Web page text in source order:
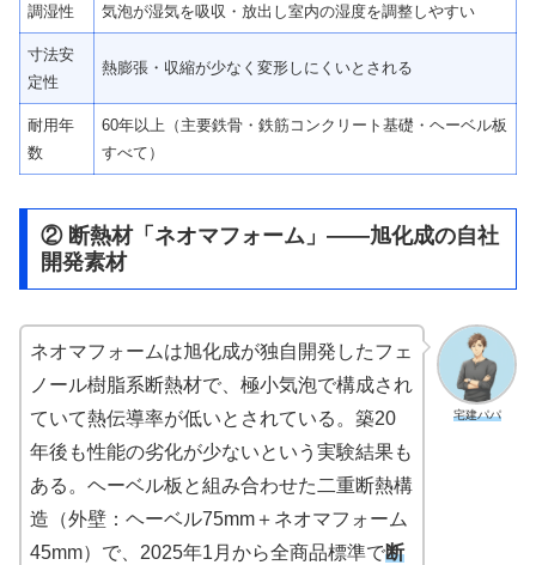
調湿性 気泡が湿気を吸収・放出し室内の湿度を調整しやすい
寸法安
定性
熱膨張・収縮が少なく変形しにくいとされる
耐用年
数
60年以上（主要鉄骨・鉄筋コンクリート基礎・ヘーベル板
すべて）
② 断熱材「ネオマフォーム」——旭化成の自社
開発素材
宅建パパ
ネオマフォームは旭化成が独自開発したフェ
ノール樹脂系断熱材で、極小気泡で構成され
ていて熱伝導率が低いとされている。築20
年後も性能の劣化が少ないという実験結果も
ある。ヘーベル板と組み合わせた二重断熱構
造（外壁：ヘーベル75mm＋ネオマフォーム
45mm）で、2025年1月から全商品標準で断